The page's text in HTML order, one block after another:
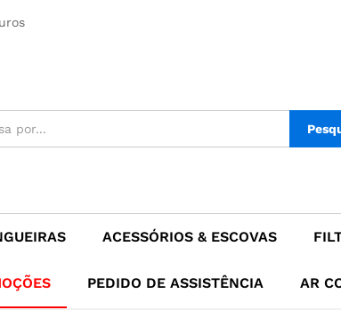
ACESSÓRIOS & ESCOVAS
PEDIDO DE ASSISTÊNCIA AR